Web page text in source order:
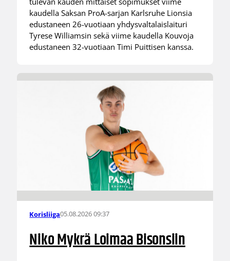
kaudella Saksan ProA-sarjan Karlsruhe Lionsia
edustaneen 26-vuotiaan yhdysvaltalaislaituri
Tyrese Williamsin sekä viime kaudella Kouvoja
edustaneen 32-vuotiaan Timi Puittisen kanssa.
Korisliiga05.08.2026 09:37
Niko Mykrä Loimaa Bisonsiin